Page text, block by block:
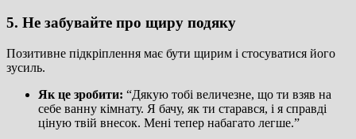
5. Не забувайте про щиру подяку
Позитивне підкріплення має бути щирим і стосуватися його
зусиль.
Як це зробити: “Дякую тобі величезне, що ти взяв на
себе ванну кімнату. Я бачу, як ти старався, і я справді
ціную твій внесок. Мені тепер набагато легше.”